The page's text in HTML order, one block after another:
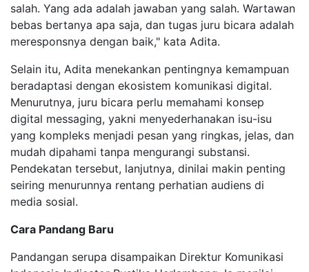
salah. Yang ada adalah jawaban yang salah. Wartawan
bebas bertanya apa saja, dan tugas juru bicara adalah
meresponsnya dengan baik," kata Adita.
Selain itu, Adita menekankan pentingnya kemampuan
beradaptasi dengan ekosistem komunikasi digital.
Menurutnya, juru bicara perlu memahami konsep
digital messaging, yakni menyederhanakan isu-isu
yang kompleks menjadi pesan yang ringkas, jelas, dan
mudah dipahami tanpa mengurangi substansi.
Pendekatan tersebut, lanjutnya, dinilai makin penting
seiring menurunnya rentang perhatian audiens di
media sosial.
Cara Pandang Baru
Pandangan serupa disampaikan Direktur Komunikasi